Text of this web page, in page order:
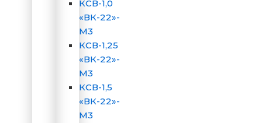
КСВ-1,0
«ВК-22»-
М3
КСВ-1,25
«ВК-22»-
М3
КСВ-1,5
«ВК-22»-
М3